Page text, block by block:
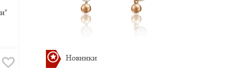
Новинки